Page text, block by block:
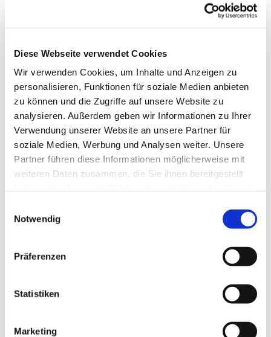
Diese Webseite verwendet Cookies
Wir verwenden Cookies, um Inhalte und Anzeigen zu
personalisieren, Funktionen für soziale Medien anbieten
zu können und die Zugriffe auf unsere Website zu
analysieren. Außerdem geben wir Informationen zu Ihrer
Verwendung unserer Website an unsere Partner für
soziale Medien, Werbung und Analysen weiter. Unsere
Partner führen diese Informationen möglicherweise mit
weiteren Daten zusammen, die Sie ihnen bereitgestellt
Notwendig
Präferenzen
Statistiken
Marketing
Sich gemeinsam bewegen, auch im hohen Alter
fröhlicher Gemeinschaft: Hierzu trifft sich die
Seniorengymnastik im Gemeindesaal der
Markuskirche. Die Gruppe freut sich über
Menschen, die Lust haben, mitzumachen.
Bei Interesse melden Sie sich gern bei Frau Seifert;
Tel.: 0561-27861.